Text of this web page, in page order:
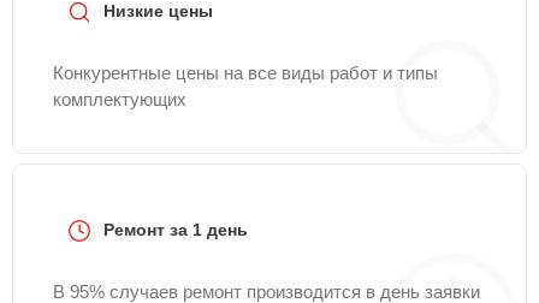
Низкие цены
Конкурентные цены на все виды работ и типы
комплектующих
Ремонт за 1 день
В 95% случаев ремонт производится в день заявки